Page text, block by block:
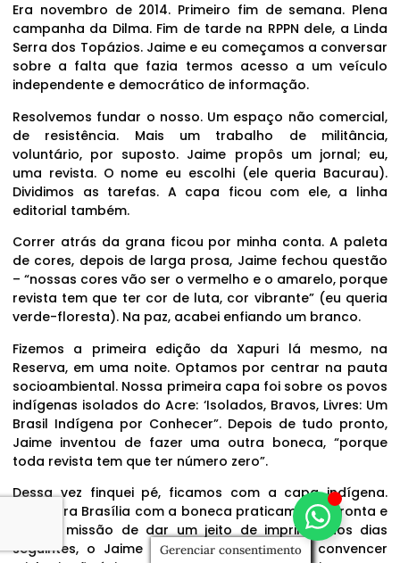
Era novembro de 2014. Primeiro fim de semana. Plena
campanha da Dilma. Fim de tarde na RPPN dele, a Linda
Serra dos Topázios. Jaime e eu começamos a conversar
sobre a falta que fazia termos acesso a um veículo
independente e democrático de informação.
Resolvemos fundar o nosso. Um espaço não comercial,
de resistência. Mais um trabalho de militância,
voluntário, por suposto. Jaime propôs um jornal; eu,
uma revista. O nome eu escolhi (ele queria Bacurau).
Dividimos as tarefas. A capa ficou com ele, a linha
editorial também.
Correr atrás da grana ficou por minha conta. A paleta
de cores, depois de larga prosa, Jaime fechou questão
– “nossas cores vão ser o vermelho e o amarelo, porque
revista tem que ter cor de luta, cor vibrante” (eu queria
verde-floresta). Na paz, acabei enfiando um branco.
Fizemos a primeira edição da Xapuri lá mesmo, na
Reserva, em uma noite. Optamos por centrar na pauta
socioambiental. Nossa primeira capa foi sobre os povos
indígenas isolados do Acre: ‘Isolados, Bravos, Livres: Um
Brasil Indígena por Conhecer”. Depois de tudo pronto,
Jaime inventou de fazer uma outra boneca, “porque
toda revista tem que ter número zero”.
Dessa vez finquei pé, ficamos com a capa indígena.
Voltei pra Brasília com a boneca praticamente pronta e
com a missão de dar um jeito de imprimir. Nos dias
seguintes, o Jaime veio pra Formosa, pra convencer
Gerenciar consentimento